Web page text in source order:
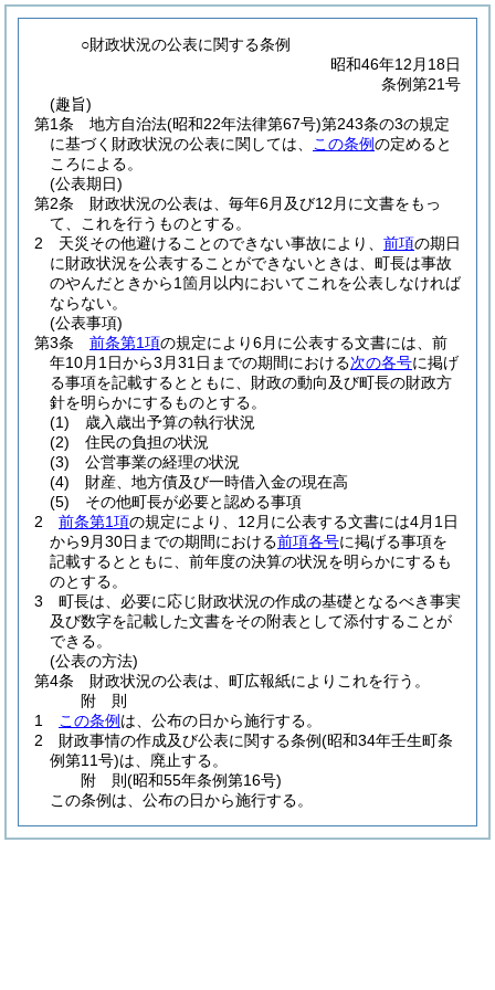
○財政状況の公表に関する条例
昭和46年12月18日
条例第21号
(趣旨)
第1条
地方自治法(昭和22年法律第67号)第243条の3の規定
に基づく財政状況の公表に関しては、
この条例の定めると
ころによる。
(公表期日)
第2条
財政状況の公表は、毎年6月及び12月に文書をもっ
て、これを行うものとする。
2
天災その他避けることのできない事故により、 前項の期日
に財政状況を公表することができないときは、町長は事故
のやんだときから1箇月以内においてこれを公表しなければ
ならない。
(公表事項)
第3条
前条第1項の規定により6月に公表する文書には、前
年10月1日から3月31日までの期間における次の各号に掲げ
る事項を記載するとともに、財政の動向及び町長の財政方
針を明らかにするものとする。
(1)
歳入歳出予算の執行状況
(2)
住民の負担の状況
(3)
公営事業の経理の状況
(4)
財産、地方債及び一時借入金の現在高
(5)
その他町長が必要と認める事項
2
前条第1項の規定により、12月に公表する文書には4月1日
から9月30日までの期間における前項各号に掲げる事項を
記載するとともに、前年度の決算の状況を明らかにするも
のとする。
3
町長は、必要に応じ財政状況の作成の基礎となるべき事実
及び数字を記載した文書をその附表として添付することが
できる。
(公表の方法)
第4条
財政状況の公表は、町広報紙によりこれを行う。
附 則
1
この条例 は、公布の日から施行する。
2
財政事情の作成及び公表に関する条例(昭和34年壬生町条
例第11号)は、廃止する。
附 則(昭和55年条例第16号)
この条例は、公布の日から施行する。